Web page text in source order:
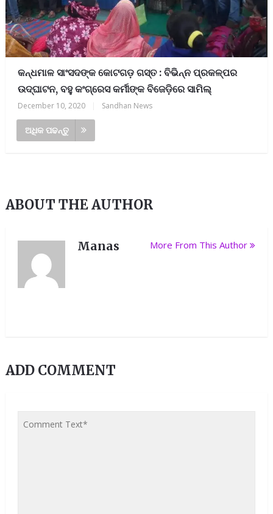
କନ୍ଧମାଳ ସାଂସଦଙ୍କ କୋଟଗଡ଼ ଗସ୍ତ : ବିଭିନ୍ନ ପ୍ରକଳ୍ପର
ଉଦ୍‍ଘାଟନ, ବହୁ କଂଗ୍ରେସ କର୍ମୀଙ୍କ ବିଜେଡ଼ିରେ ସାମିଲ୍‍
December 10, 2020 Sandhan News
ଅଧିକ ପଢନ୍ତୁ
ABOUT THE AUTHOR
Manas More From This Author
ADD COMMENT